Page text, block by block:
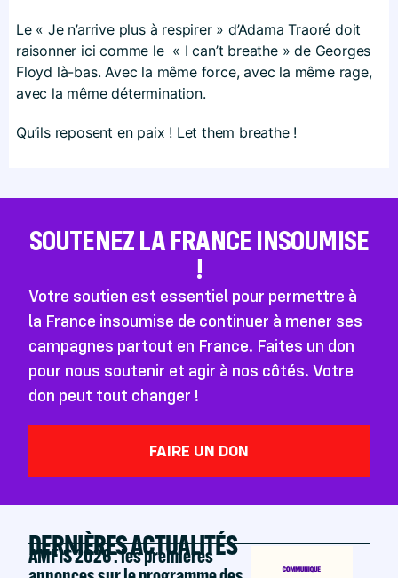
Le « Je n’arrive plus à respirer » d’Adama Traoré doit
raisonner ici comme le « I can’t breathe » de Georges
Floyd là-bas. Avec la même force, avec la même rage,
avec la même détermination.
Qu’ils reposent en paix ! Let them breathe !
SOUTENEZ LA FRANCE INSOUMISE
!
Votre soutien est essentiel pour permettre à
la France insoumise de continuer à mener ses
campagnes partout en France. Faites un don
pour nous soutenir et agir à nos côtés. Votre
don peut tout changer !
FAIRE UN DON
DERNIÈRES ACTUALITÉS
AMFIS 2026 : les premières